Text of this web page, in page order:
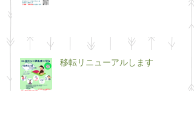
移転リニューアルします